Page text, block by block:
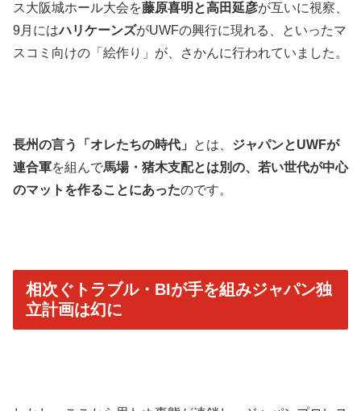
ス大阪城ホール大会を藤原喜明と高田延彦が互いに視察、
9月にはハリケーンズがUWFの興行に現れる、といったマ
スコミ向けの「絵作り」が、さかんに行われていました。
長州の言う「オレたちの時代」 とは、 ジャパンとUWFが
連合軍を組んで馬場・猪木支配とは別の、若い世代が中心
のマットを作ることにあったのです。
相次ぐトラブル・BIが手を組みジャパン独
立計画は幻に